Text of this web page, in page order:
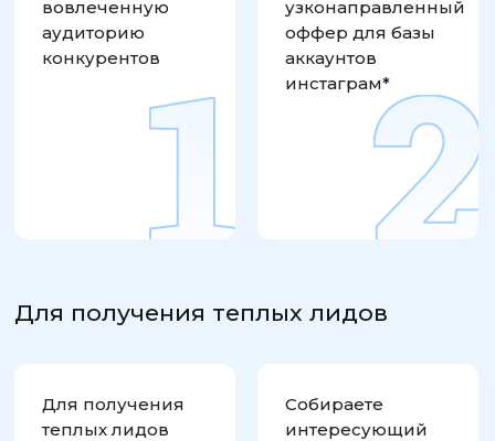
вовлеченную
аудиторию
конкурентов
узконаправленный
оффер для базы
аккаунтов
инстаграм*
Для получения теплых лидов
Для получения
теплых лидов
Собираете
интересующий